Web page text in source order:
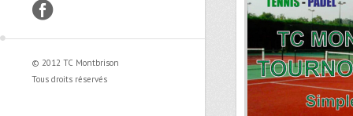
facebook
© 2012 TC Montbrison
Tous droits réservés